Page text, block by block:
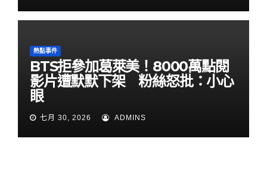
熱點事件
BTS拒參加葛萊美！8000萬點閱
影片遭默默下架 粉絲怒批：小心
眼
七月 30, 2026 ADMINS